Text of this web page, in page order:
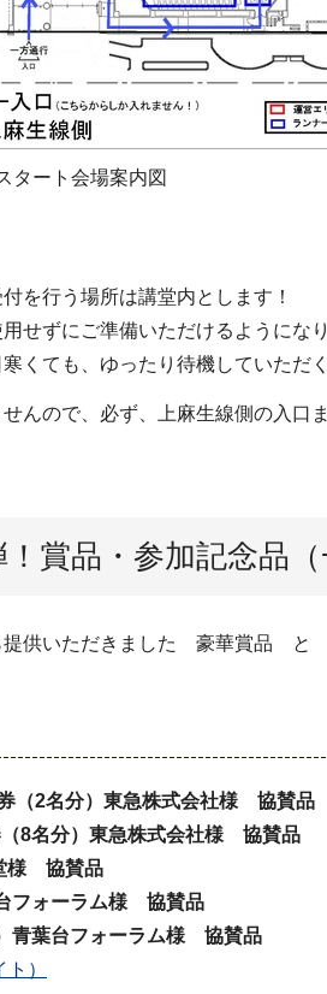
タート会場案内図
を行う場所は講堂内とします！
せずにご準備いただけるようになり
くても、ゆったり待機していただ
んので、必ず、上麻生線側の入口
賞品・参加記念品
提供いただきました 豪華賞品
（2名分）東急株式会社様 協賛品
8名分）東急株式会社様 協賛品
様 協賛品
フォーラム様 協賛品
青葉台フォーラム様 協賛品
）